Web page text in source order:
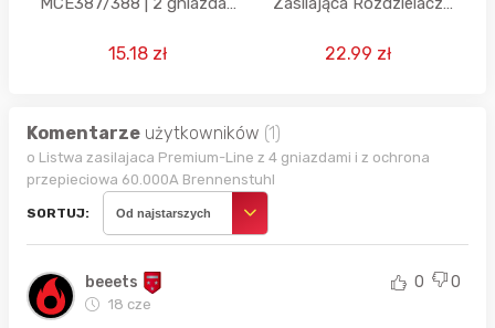
m)
15.18 zł
+ Lampka
22.99 zł
Komentarze użytkowników (1)
o Listwa zasilajaca Premium-Line z 4 gniazdami i z ochrona
przepieciowa 60.000A Brennenstuhl
SORTUJ: Od najstarszych
beeets
18 cze
0 0